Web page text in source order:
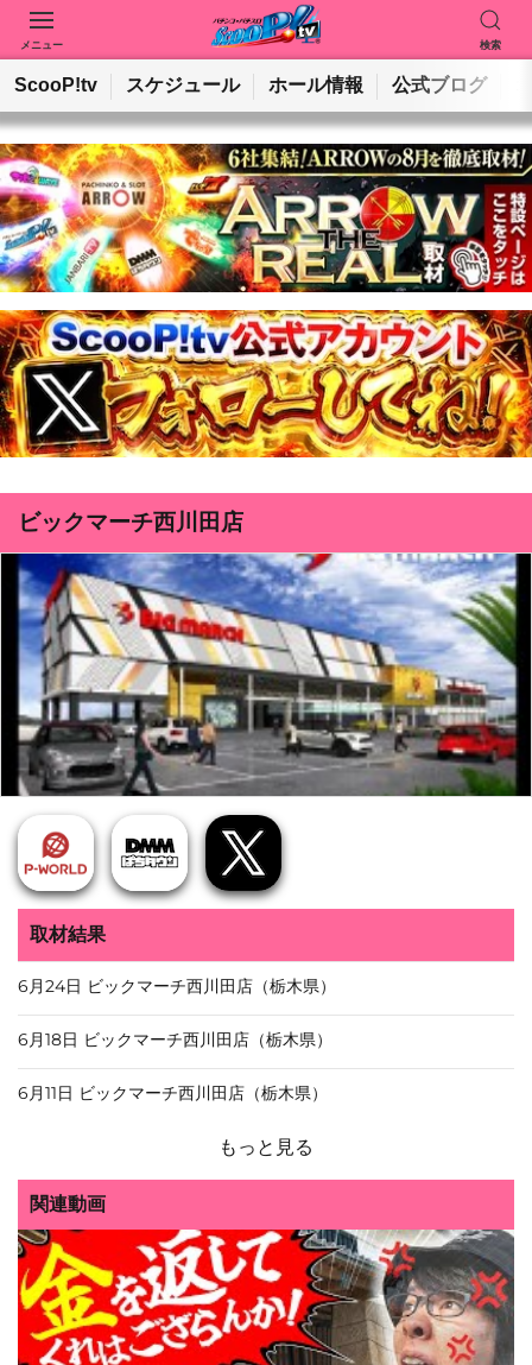
メニュー 検索
動画を検索 ホールを検索
検索
ScooP!tv スケジュール ホール情報 公式ブログ
ビックマーチ西川田店
取材結果
6月24日 ビックマーチ西川田店（栃木県）
6月18日 ビックマーチ西川田店（栃木県）
6月11日 ビックマーチ西川田店（栃木県）
もっと見る
関連動画